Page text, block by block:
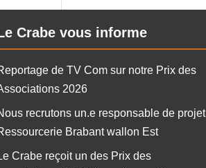
Crabe vous informe
de TV Com sur notre Prix des
2026
recrutons un.e responsable de projet
Brabant wallon Est
Crabe reçoit un des Prix des